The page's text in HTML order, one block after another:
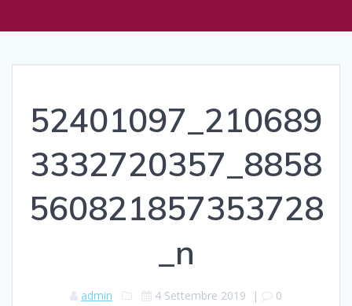
52401097_210689
3332720357_8858
560821857353728
_n
admin 4 Settembre 2019 | 0